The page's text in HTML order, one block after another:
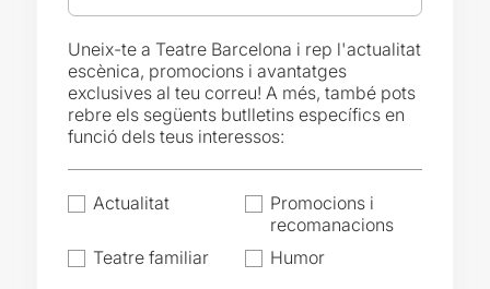
Uneix-te a Teatre Barcelona i rep l'actualitat
escènica, promocions i avantatges
exclusives al teu correu! A més, també pots
rebre els següents butlletins específics en
funció dels teus interessos:
Actualitat
Promocions i
recomanacions
Teatre familiar
Humor